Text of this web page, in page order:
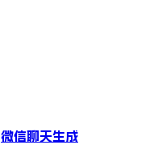
微信聊天生成